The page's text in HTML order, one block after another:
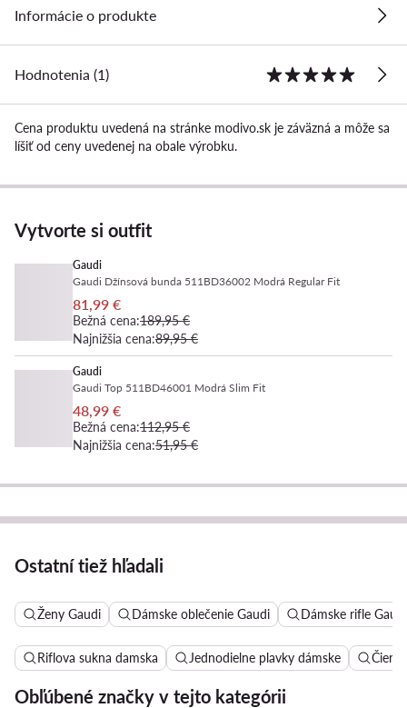
Informácie o produkte
Hodnotenia (1)
Cena produktu uvedená na stránke modivo.sk je záväzná a môže sa
líšiť od ceny uvedenej na obale výrobku.
Vytvorte si outfit
Gaudi
Gaudi Džínsová bunda 511BD36002 Modrá Regular Fit
81,99 €
Bežná cena:189,95 €
Najnižšia cena:89,95 €
Gaudi
Gaudi Top 511BD46001 Modrá Slim Fit
48,99 €
Bežná cena:112,95 €
Najnižšia cena:51,95 €
Ostatní tiež hľadali
Ženy Gaudi Dámske oblečenie Gaudi Dámske rifle Gaudi
Riflova sukna damska Jednodielne plavky dámske
Obľúbené značky v tejto kategórii